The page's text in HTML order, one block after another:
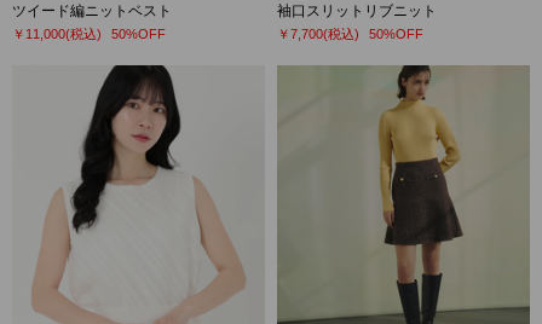
ツイード編ニットベスト
￥11,000(税込) 50%OFF
袖口スリットリブニット
￥7,700(税込) 50%OFF